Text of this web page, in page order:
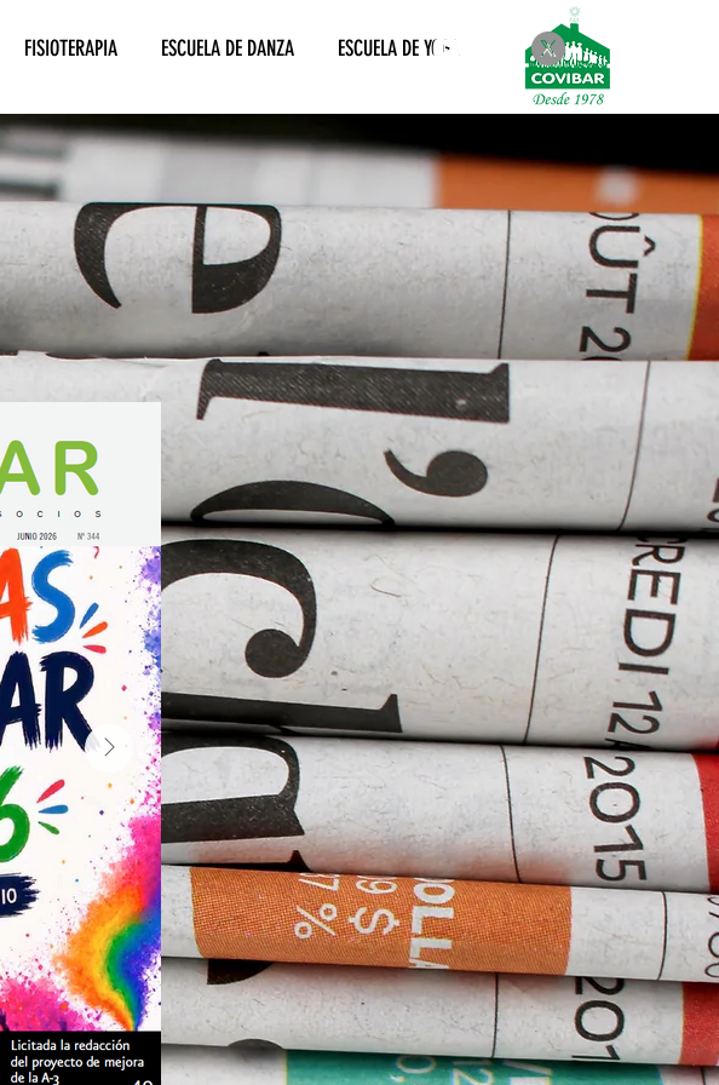
FISIOTERAPIA ESCUELA DE DANZA ESCUELA DE YOGA